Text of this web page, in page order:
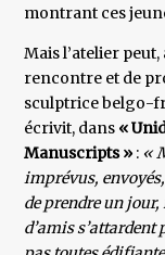
montrant ces
Mais l’atelier
rencontre et de
sculptrice belgo-
écrivit, dans «
Manuscripts » : «
imprévus,
de prendre un
d’amis